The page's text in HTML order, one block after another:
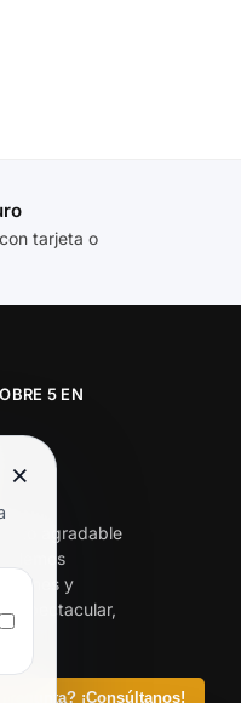
¡Consúltanos!
tarjeta o
5 EN
agradable
Hemos
y
Espectacular,
×